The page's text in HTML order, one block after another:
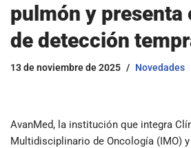
pulmón y presenta
de detección
13 de noviembre de 2025 Novedades
AvanMed, la institución que integra
Multidisciplinario de Oncología (IMO)